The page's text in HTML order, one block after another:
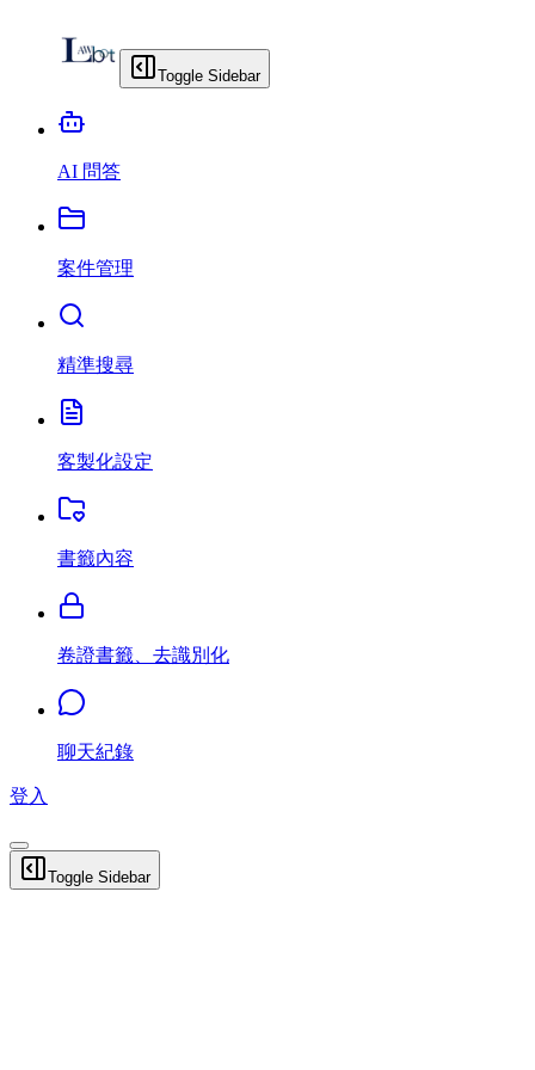
Toggle Sidebar
AI 問答
案件管理
精準搜尋
客製化設定
書籤內容
卷證書籤、去識別化
聊天紀錄
登入
Toggle Sidebar